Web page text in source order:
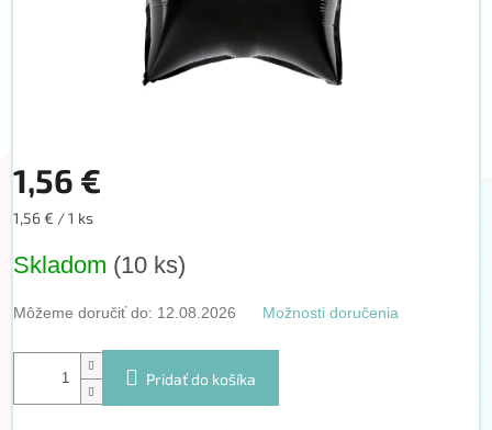
1,56 €
Jednotková
1,56 € / 1 ks
Skladom (10 ks)
Môžeme doručiť do: 12.08.2026 Možnosti doručenia
Pridať do košíka